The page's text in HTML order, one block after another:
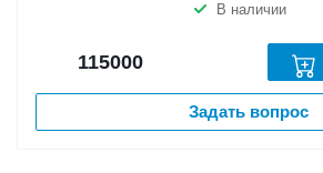
В наличии
115000
Задать вопрос